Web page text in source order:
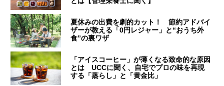
夏休みの出費を劇的カット！ 節約アドバイ
ザーが教える「0円レジャー」と“おうち外
食”の裏ワザ
「アイスコーヒー」が薄くなる致命的な原因
とは UCCに聞く、自宅でプロの味を再現
する「蒸らし」と「黄金比」